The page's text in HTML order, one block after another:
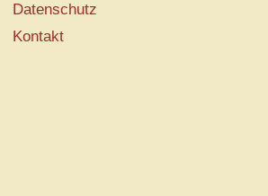
Datenschutz
Kontakt